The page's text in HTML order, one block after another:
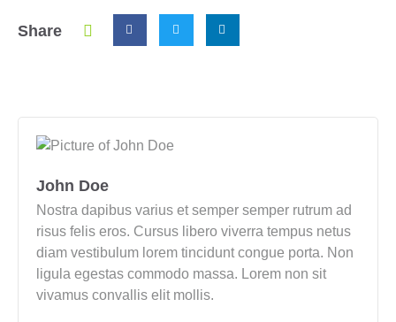
Share
John Doe
Nostra dapibus varius et semper semper rutrum ad
risus felis eros. Cursus libero viverra tempus netus
diam vestibulum lorem tincidunt congue porta. Non
ligula egestas commodo massa. Lorem non sit
vivamus convallis elit mollis.